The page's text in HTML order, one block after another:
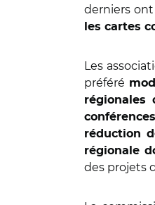
derniers
les cartes
Les
préféré
régionales
réduction
régionale
des projets